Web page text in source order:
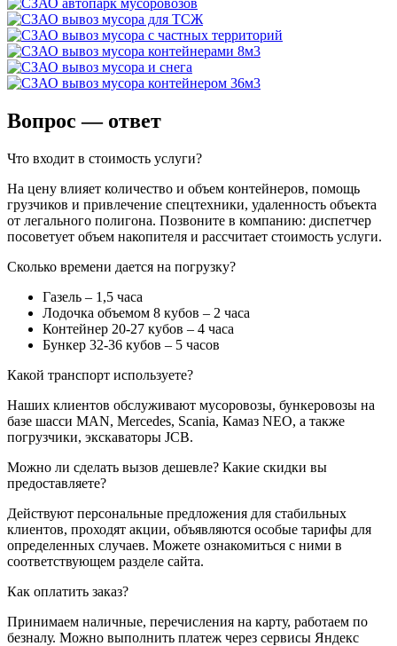
Вопрос — ответ
Что входит в стоимость услуги?
На цену влияет количество и объем контейнеров, помощь
грузчиков и привлечение спецтехники, удаленность объекта
от легального полигона. Позвоните в компанию: диспетчер
посоветует объем накопителя и рассчитает стоимость услуги.
Сколько времени дается на погрузку?
Газель – 1,5 часа
Лодочка объемом 8 кубов – 2 часа
Контейнер 20-27 кубов – 4 часа
Бункер 32-36 кубов – 5 часов
Какой транспорт используете?
Наших клиентов обслуживают мусоровозы, бункеровозы на
базе шасси MAN, Mercedes, Scania, Камаз NEO, а также
погрузчики, экскаваторы JCB.
Можно ли сделать вызов дешевле? Какие скидки вы
предоставляете?
Действуют персональные предложения для стабильных
клиентов, проходят акции, объявляются особые тарифы для
определенных случаев. Можете ознакомиться с ними в
соответствующем разделе сайта.
Как оплатить заказ?
Принимаем наличные, перечисления на карту, работаем по
безналу. Можно выполнить платеж через сервисы Яндекс